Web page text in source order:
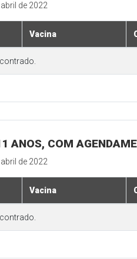
de 2022
Vacina
ANOS, COM
de 2022
Vacina